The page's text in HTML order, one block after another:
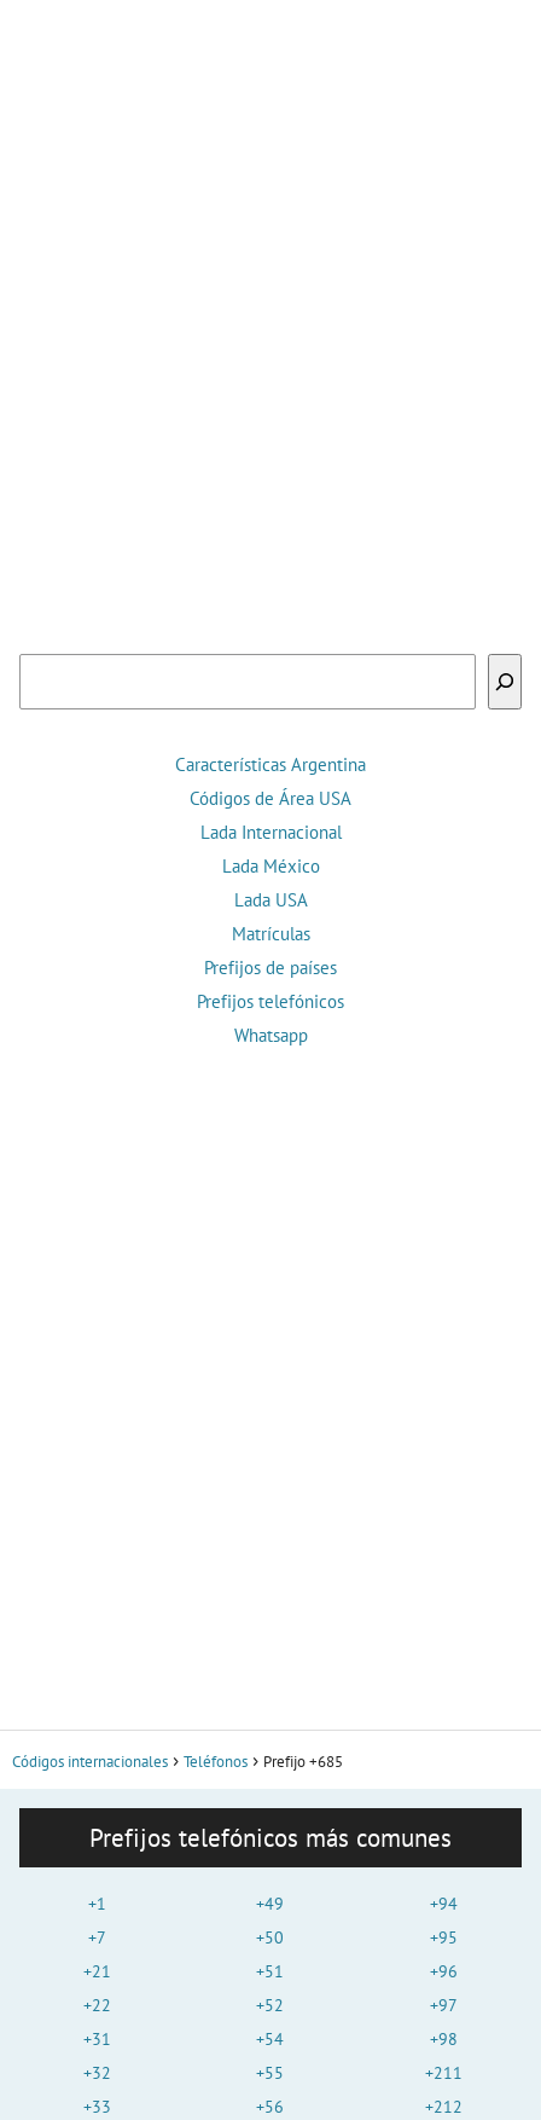
Características Argentina
Códigos de Área USA
Lada Internacional
Lada México
Lada USA
Matrículas
Prefijos de países
Prefijos telefónicos
Whatsapp
Códigos internacionales Teléfonos Prefijo +685
Prefijos telefónicos más comunes
+1
+7
+21
+22
+31
+32
+33
+49
+50
+51
+52
+54
+55
+56
+94
+95
+96
+97
+98
+211
+212